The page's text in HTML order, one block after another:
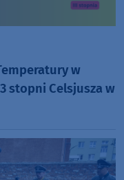
w
stopni Celsjusza w